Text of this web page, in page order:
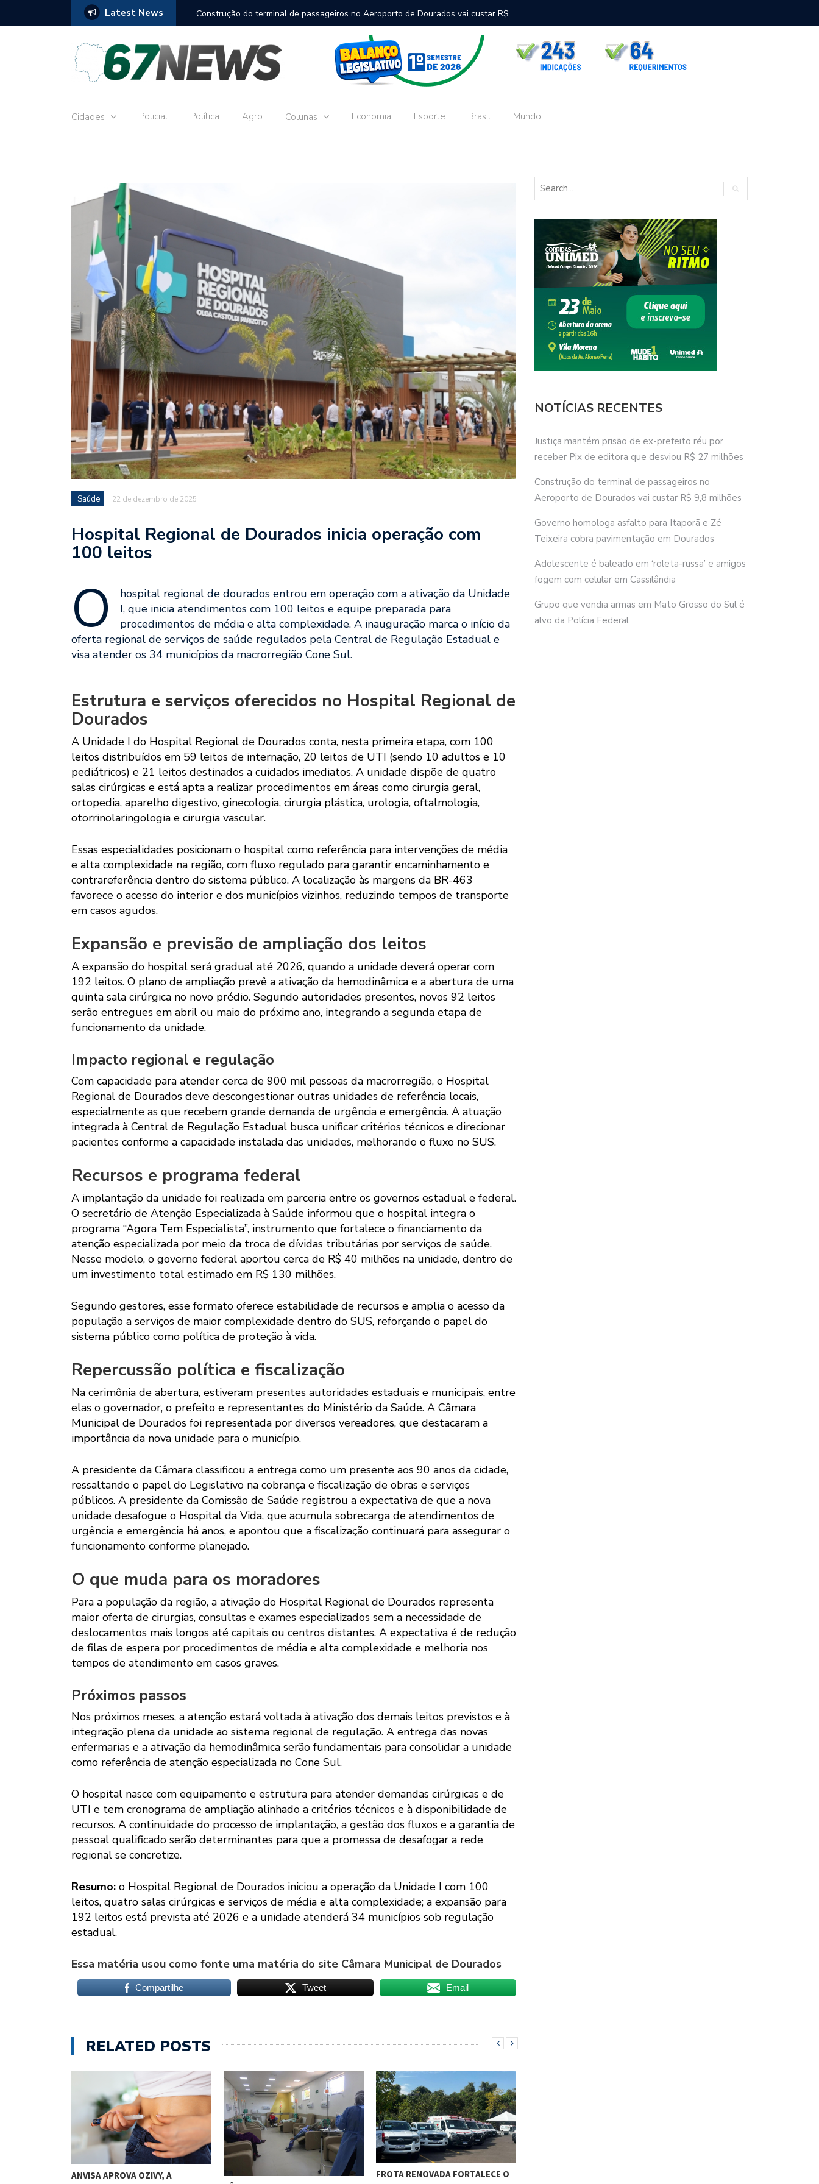
Latest News
réu por receber Pix de editora que desviou
Construção do terminal de passageiros no Aeroporto de Dourados vai custar R$
9,8 milhões
Dourados
Cidades Policial Política Agro Colunas Economia Esporte Brasil Mundo
Saúde 22 de dezembro de 2025
Hospital Regional de Dourados inicia operação com
100 leitos
O
hospital regional de dourados entrou em operação com a ativação da Unidade
I, que inicia atendimentos com 100 leitos e equipe preparada para
procedimentos de média e alta complexidade. A inauguração marca o início da
oferta regional de serviços de saúde regulados pela Central de Regulação Estadual e
visa atender os 34 municípios da macrorregião Cone Sul.
Estrutura e serviços oferecidos no Hospital Regional de
Dourados
A Unidade I do Hospital Regional de Dourados conta, nesta primeira etapa, com 100
leitos distribuídos em 59 leitos de internação, 20 leitos de UTI (sendo 10 adultos e 10
pediátricos) e 21 leitos destinados a cuidados imediatos. A unidade dispõe de quatro
salas cirúrgicas e está apta a realizar procedimentos em áreas como cirurgia geral,
ortopedia, aparelho digestivo, ginecologia, cirurgia plástica, urologia, oftalmologia,
otorrinolaringologia e cirurgia vascular.
Essas especialidades posicionam o hospital como referência para intervenções de média
e alta complexidade na região, com fluxo regulado para garantir encaminhamento e
contrareferência dentro do sistema público. A localização às margens da BR-463
favorece o acesso do interior e dos municípios vizinhos, reduzindo tempos de transporte
em casos agudos.
Expansão e previsão de ampliação dos leitos
A expansão do hospital será gradual até 2026, quando a unidade deverá operar com
192 leitos. O plano de ampliação prevê a ativação da hemodinâmica e a abertura de uma
quinta sala cirúrgica no novo prédio. Segundo autoridades presentes, novos 92 leitos
serão entregues em abril ou maio do próximo ano, integrando a segunda etapa de
funcionamento da unidade.
Impacto regional e regulação
Com capacidade para atender cerca de 900 mil pessoas da macrorregião, o Hospital
Regional de Dourados deve descongestionar outras unidades de referência locais,
especialmente as que recebem grande demanda de urgência e emergência. A atuação
integrada à Central de Regulação Estadual busca unificar critérios técnicos e direcionar
pacientes conforme a capacidade instalada das unidades, melhorando o fluxo no SUS.
Recursos e programa federal
A implantação da unidade foi realizada em parceria entre os governos estadual e federal.
O secretário de Atenção Especializada à Saúde informou que o hospital integra o
programa “Agora Tem Especialista”, instrumento que fortalece o financiamento da
atenção especializada por meio da troca de dívidas tributárias por serviços de saúde.
Nesse modelo, o governo federal aportou cerca de R$ 40 milhões na unidade, dentro de
um investimento total estimado em R$ 130 milhões.
Segundo gestores, esse formato oferece estabilidade de recursos e amplia o acesso da
população a serviços de maior complexidade dentro do SUS, reforçando o papel do
sistema público como política de proteção à vida.
Repercussão política e fiscalização
Na cerimônia de abertura, estiveram presentes autoridades estaduais e municipais, entre
elas o governador, o prefeito e representantes do Ministério da Saúde. A Câmara
Municipal de Dourados foi representada por diversos vereadores, que destacaram a
importância da nova unidade para o município.
A presidente da Câmara classificou a entrega como um presente aos 90 anos da cidade,
ressaltando o papel do Legislativo na cobrança e fiscalização de obras e serviços
públicos. A presidente da Comissão de Saúde registrou a expectativa de que a nova
unidade desafogue o Hospital da Vida, que acumula sobrecarga de atendimentos de
urgência e emergência há anos, e apontou que a fiscalização continuará para assegurar o
funcionamento conforme planejado.
O que muda para os moradores
Para a população da região, a ativação do Hospital Regional de Dourados representa
maior oferta de cirurgias, consultas e exames especializados sem a necessidade de
deslocamentos mais longos até capitais ou centros distantes. A expectativa é de redução
de filas de espera por procedimentos de média e alta complexidade e melhoria nos
tempos de atendimento em casos graves.
Próximos passos
Nos próximos meses, a atenção estará voltada à ativação dos demais leitos previstos e à
integração plena da unidade ao sistema regional de regulação. A entrega das novas
enfermarias e a ativação da hemodinâmica serão fundamentais para consolidar a unidade
como referência de atenção especializada no Cone Sul.
O hospital nasce com equipamento e estrutura para atender demandas cirúrgicas e de
UTI e tem cronograma de ampliação alinhado a critérios técnicos e à disponibilidade de
recursos. A continuidade do processo de implantação, a gestão dos fluxos e a garantia de
pessoal qualificado serão determinantes para que a promessa de desafogar a rede
regional se concretize.
Resumo: o Hospital Regional de Dourados iniciou a operação da Unidade I com 100
leitos, quatro salas cirúrgicas e serviços de média e alta complexidade; a expansão para
192 leitos está prevista até 2026 e a unidade atenderá 34 municípios sob regulação
estadual.
Essa matéria usou como fonte uma matéria do site Câmara Municipal de Dourados
Compartilhe Tweet Email
RELATED POSTS
ANVISA APROVA OZIVY, A
FROTA RENOVADA FORTALECE O
NOTÍCIAS RECENTES
Justiça mantém prisão de ex-prefeito réu por
receber Pix de editora que desviou R$ 27 milhões
Construção do terminal de passageiros no
Aeroporto de Dourados vai custar R$ 9,8 milhões
Governo homologa asfalto para Itaporã e Zé
Teixeira cobra pavimentação em Dourados
Adolescente é baleado em ‘roleta-russa’ e amigos
fogem com celular em Cassilândia
Grupo que vendia armas em Mato Grosso do Sul é
alvo da Polícia Federal